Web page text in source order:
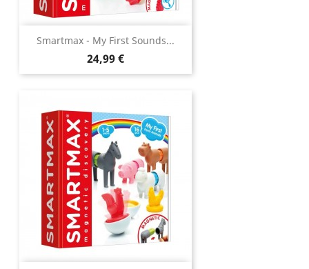
Smartmax - My First Sounds...
Prix
24,99 €